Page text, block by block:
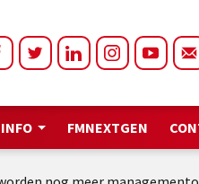
INFO FMNEXTGEN